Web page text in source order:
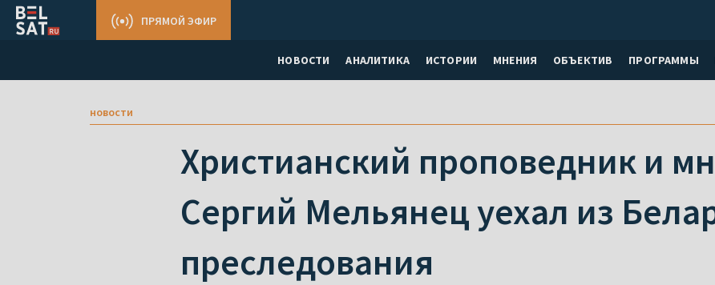
НОВОСТИ АНАЛИТИКА ИСТОРИИ МНЕНИЯ ОБЪЕКТИВ ПРОГРАММЫ
ПРЯМОЙ ЭФИР
новости
Христианский проповедник и
Сергий Мельянец уехал из
преследования